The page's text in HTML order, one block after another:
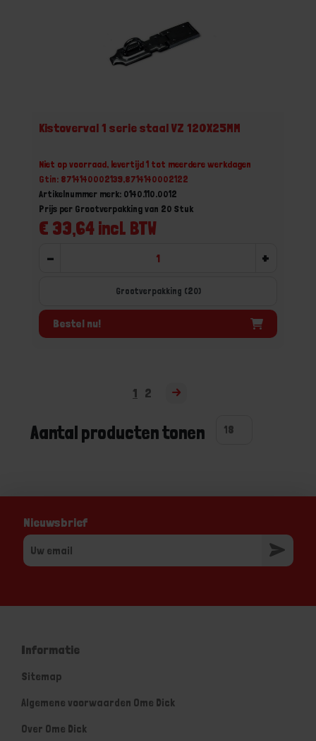
Kistoverval 1 serie staal VZ 120X25MM
Niet op voorraad, levertijd 1 tot meerdere werkdagen
Gtin: 8714140002139,8714140002122
Artikelnummer merk: 0140.110.0012
€ 33,64 incl. BTW
Prijs per Grootverpakking van 20 Stuk
- +
Grootverpakking (20)
Bestel nu!
1 2
Aantal producten tonen
Nieuwsbrief
Informatie
Sitemap
Algemene voorwaarden Ome Dick
Over Ome Dick